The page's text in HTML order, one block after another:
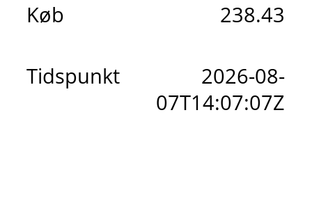
Køb 238.43
Tidspunkt
2026-08-
07T14:07:07Z